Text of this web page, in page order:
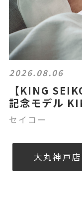
2026.08.06
【KING
記念モデル
セイコー
大丸神戸